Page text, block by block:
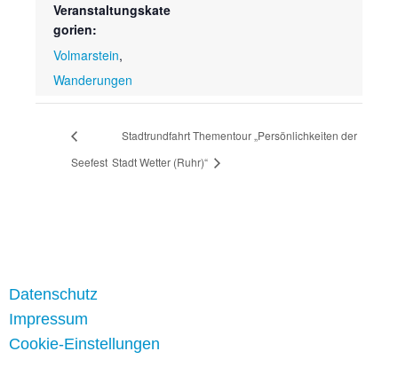
Veranstaltungskate
gorien:
Volmarstein,
Wanderungen
Seefest
Stadtrundfahrt Thementour „Persönlichkeiten der
Stadt Wetter (Ruhr)“
Datenschutz
Impressum
Cookie-Einstellungen